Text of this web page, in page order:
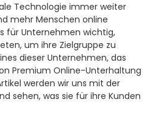
Technologie immer weiter
mehr Menschen online
für Unternehmen wichtig,
um ihre Zielgruppe zu
dieser Unternehmen, das
Premium Online-Unterhaltung
werden wir uns mit der
sehen, was sie für ihre Kunden